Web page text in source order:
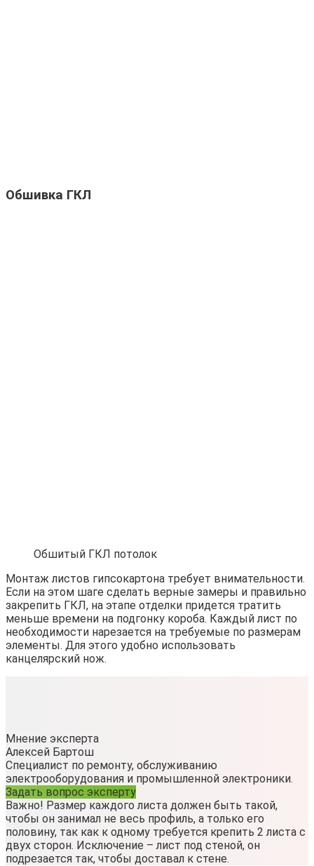
Обшивка ГКЛ
Обшитый ГКЛ потолок
Монтаж листов гипсокартона требует внимательности.
Если на этом шаге сделать верные замеры и правильно
закрепить ГКЛ, на этапе отделки придется тратить
меньше времени на подгонку короба. Каждый лист по
необходимости нарезается на требуемые по размерам
элементы. Для этого удобно использовать
канцелярский нож.
Мнение эксперта
Алексей Бартош
Специалист по ремонту, обслуживанию
электрооборудования и промышленной электроники.
Задать вопрос эксперту
Важно! Размер каждого листа должен быть такой,
чтобы он занимал не весь профиль, а только его
половину, так как к одному требуется крепить 2 листа с
двух сторон. Исключение – лист под стеной, он
подрезается так, чтобы доставал к стене.